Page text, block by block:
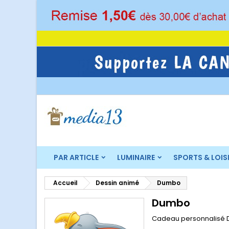
PAR ARTICLE LUMINAIRE SPORTS &
Accueil Dessin animé Dumbo
Dumbo
Cadeau personnalisé
add_circle_outline